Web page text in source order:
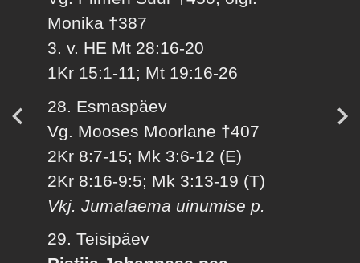
Monika †387
3. v. HE Mt 28:16-20
1Kr 15:1-11; Mt 19:16-26
28. Esmaspäev
Vg. Mooses Moorlane †407
2Kr 8:7-15; Mk 3:6-12 (E)
2Kr 8:16-9:5; Mk 3:13-19 (T)
Vkj. Jumalaema uinumise p.
29. Teisipäev